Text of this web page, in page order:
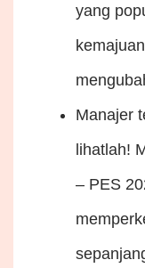
yang
Manajer
lihatlah!
– PES